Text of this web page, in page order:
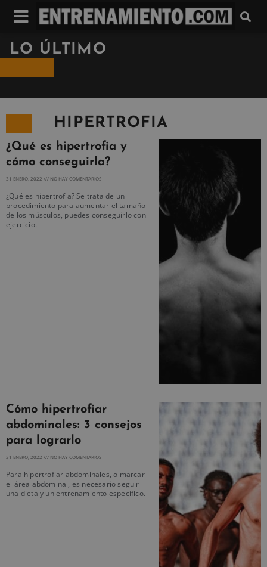
LO ÚLTIMO
HIPERTROFIA
¿Qué es hipertrofia y
cómo conseguirla?
31 ENERO, 2022 NO HAY COMENTARIOS
¿Qué es hipertrofia? Se trata de un
procedimiento para aumentar el tamaño
de los músculos, puedes conseguirlo con
ejercicio.
Cómo hipertrofiar
abdominales: 3 consejos
para lograrlo
31 ENERO, 2022 NO HAY COMENTARIOS
Para hipertrofiar abdominales, o marcar
el área abdominal, es necesario seguir
una dieta y un entrenamiento específico.